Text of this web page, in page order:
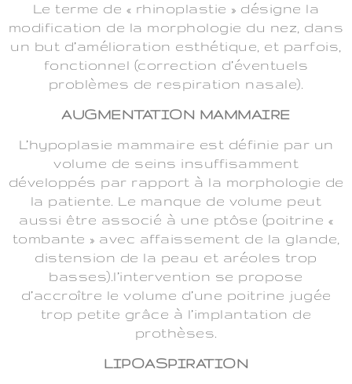
Le terme de « rhinoplastie » désigne la
modification de la morphologie du nez, dans
un but d’amélioration esthétique, et parfois,
fonctionnel (correction d’éventuels
problèmes de respiration nasale).
AUGMENTATION MAMMAIRE
L’hypoplasie mammaire est définie par un
volume de seins insuffisamment
développés par rapport à la morphologie de
la patiente. Le manque de volume peut
aussi être associé à une ptôse (poitrine «
tombante » avec affaissement de la glande,
distension de la peau et aréoles trop
basses).l’intervention se propose
d’accroître le volume d’une poitrine jugée
trop petite grâce à l’implantation de
prothèses.
LIPOASPIRATION